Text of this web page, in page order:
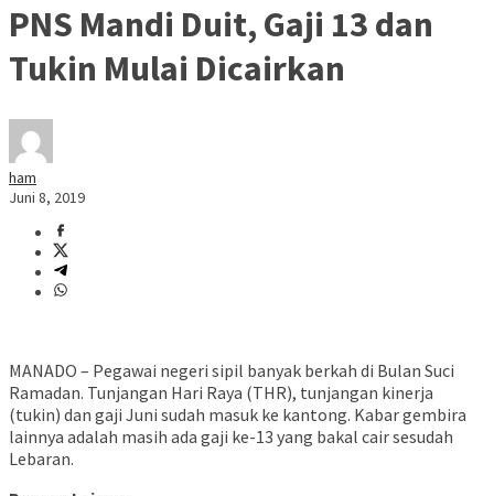
PNS Mandi Duit, Gaji 13 dan
Tukin Mulai Dicairkan
ham
Juni 8, 2019
MANADO – Pegawai negeri sipil banyak berkah di Bulan Suci
Ramadan. Tunjangan Hari Raya (THR), tunjangan kinerja
(tukin) dan gaji Juni sudah masuk ke kantong. Kabar gembira
lainnya adalah masih ada gaji ke-13 yang bakal cair sesudah
Lebaran.